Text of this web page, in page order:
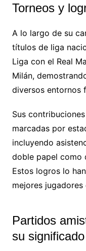
Torneos y
A lo largo de su
títulos de liga
Liga con el Real
Milán,
diversos entornos
Sus
marcadas por
incluyendo
doble papel como
Estos logros lo
mejores
Partidos
su significado